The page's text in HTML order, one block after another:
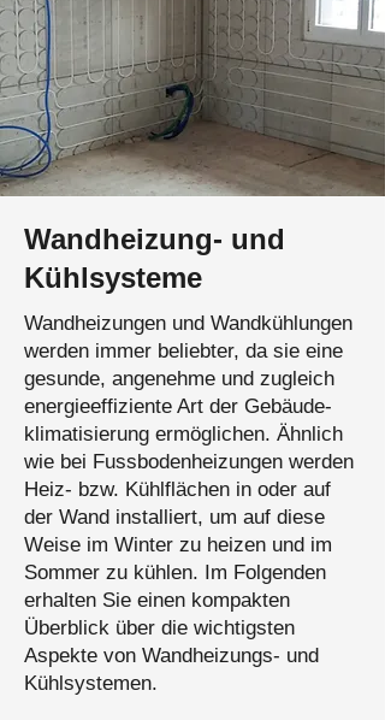
Wandheizung- und
Kühlsysteme
Wandheizungen und Wandkühlungen
werden immer beliebter, da sie eine
gesunde, angenehme und zugleich
energieeffiziente Art der Gebäude­
klimatisierung ermöglichen. Ähnlich
wie bei Fussbodenheizungen werden
Heiz- bzw. Kühlflächen in oder auf
der Wand installiert, um auf diese
Weise im Winter zu heizen und im
Sommer zu kühlen. Im Folgenden
erhalten Sie einen kompakten
Überblick über die wichtigsten
Aspekte von Wandheizungs- und
Kühlsystemen.​​​